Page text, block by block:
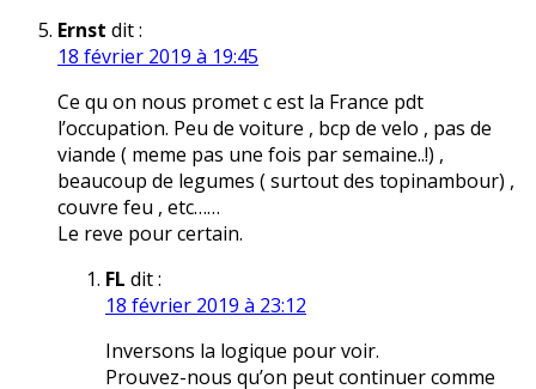
Ernst dit :
18 février 2019 à 19:45
Ce qu on nous promet c est la France pdt
l’occupation. Peu de voiture , bcp de velo , pas de
viande ( meme pas une fois par semaine..!) ,
beaucoup de legumes ( surtout des topinambour) ,
couvre feu , etc……
Le reve pour certain.
FL dit :
18 février 2019 à 23:12
Inversons la logique pour voir.
Prouvez-nous qu’on peut continuer comme